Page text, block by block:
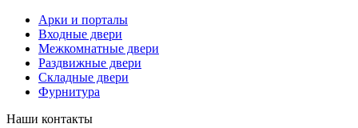
Арки и порталы
Входные двери
Межкомнатные двери
Раздвижные двери
Складные двери
Фурнитура
Наши контакты